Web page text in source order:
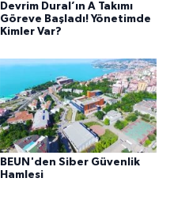
Devrim Dural’ın A Takımı
Göreve Başladı! Yönetimde
Kimler Var?
BEUN'den Siber Güvenlik
Hamlesi